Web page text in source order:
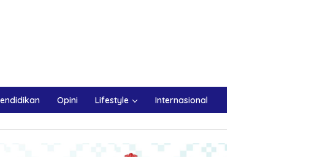
Opini Lifestyle Internasional